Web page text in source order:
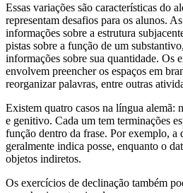
Essas variações são características do
representam desafios para os alunos.
informações sobre a estrutura
pistas sobre a função de um
informações sobre sua quantidade. Os
envolvem preencher os espaços em
reorganizar palavras, entre outras
Existem quatro casos na língua alemã:
e genitivo. Cada um tem terminações
função dentro da frase. Por exemplo, a
geralmente indica posse, enquanto o
objetos indiretos.
Os exercícios de declinação também